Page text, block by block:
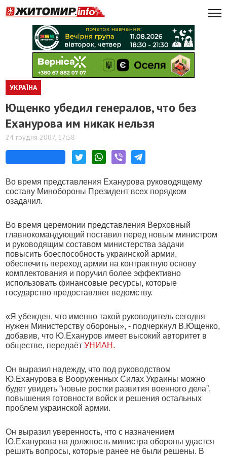
УКРАЇНА
Ющенко убедил генералов, что без
Еханурова им никак нельзя
24 грудня 2007, 17:58
Во время представления Еханурова руководящему
составу Минобороны Президент всех порядком
озадачил.
Во время церемонии представления Верховный
главнокомандующий поставил перед новым министром
и руководящим составом министерства задачи
повысить боеспособность украинской армии,
обеспечить переход армии на контрактную основу
комплектования и поручил более эффективно
использовать финансовые ресурсы, которые
государство предоставляет ведомству.
«Я убежден, что именно такой руководитель сегодня
нужен Министерству обороны», - подчеркнул В.Ющенко,
добавив, что Ю.Ехануров имеет высокий авторитет в
обществе, передаётУНИАН.
Он выразил надежду, что под руководством
Ю.Еханурова в Вооруженных Силах Украины можно
будет увидеть “новые ростки развития военного дела”,
повышения готовности войск и решения остальных
проблем украинской армии.
Он выразил уверенность, что с назначением
Ю.Еханурова на должность министра обороны удастся
решить вопросы, которые ранее не были решены. В